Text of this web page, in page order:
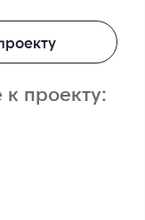
проекту: